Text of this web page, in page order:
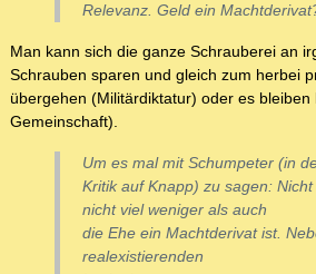
Relevanz. Geld ein
Man kann sich die ganze Schrauberei an
Schrauben sparen und gleich zum herbei
übergehen (Militärdiktatur) oder es
Gemeinschaft).
Um es mal mit Schumpeter (in
Kritik auf Knapp) zu sagen:
nicht viel weniger als auch
die Ehe ein Machtderivat ist.
realexistierenden